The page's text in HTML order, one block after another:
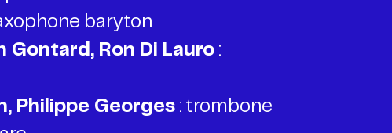
Gontard, Ron Di Lauro :
Philippe Georges